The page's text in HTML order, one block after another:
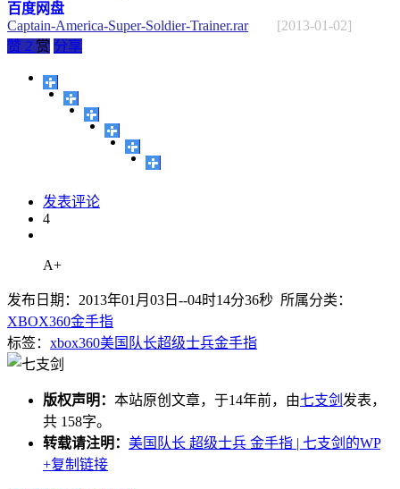
百度网盘
Captain-America-Super-Soldier-Trainer.rar
[2013-01-02]
赞 2 赏 分享
发表评论
4
A+
发布日期：2013年01月03日--04时14分36秒 所属分类：
XBOX360金手指
标签： xbox360美国队长超级士兵金手指
版权声明： 本站原创文章，于14年前，由七支剑 发表，
共 158字。
转载请注明： 美国队长 超级士兵 金手指 | 七支剑的WP
+复制链接